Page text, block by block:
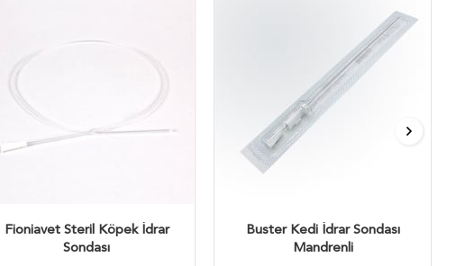
Fioniavet Steril Köpek İdrar
Sondası
Buster Kedi İdrar Sondası
Mandrenli